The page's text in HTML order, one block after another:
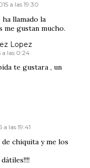
a las 19:30
llamado la
gustan mucho.
Lopez
a las 0:24
te gustara , un
a las 19:41
de chiquita y me los